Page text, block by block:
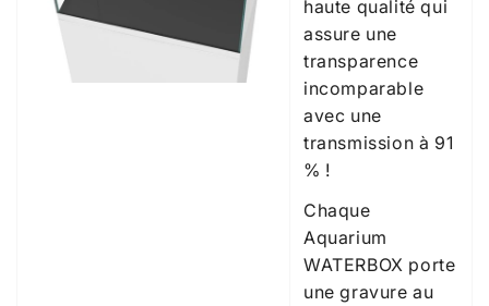
haute qualité qui
assure une
transparence
incomparable
avec une
transmission à 91
% !
Chaque
Aquarium
WATERBOX porte
une gravure au